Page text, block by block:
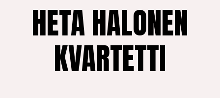
HETA HALONEN
KVARTETTI